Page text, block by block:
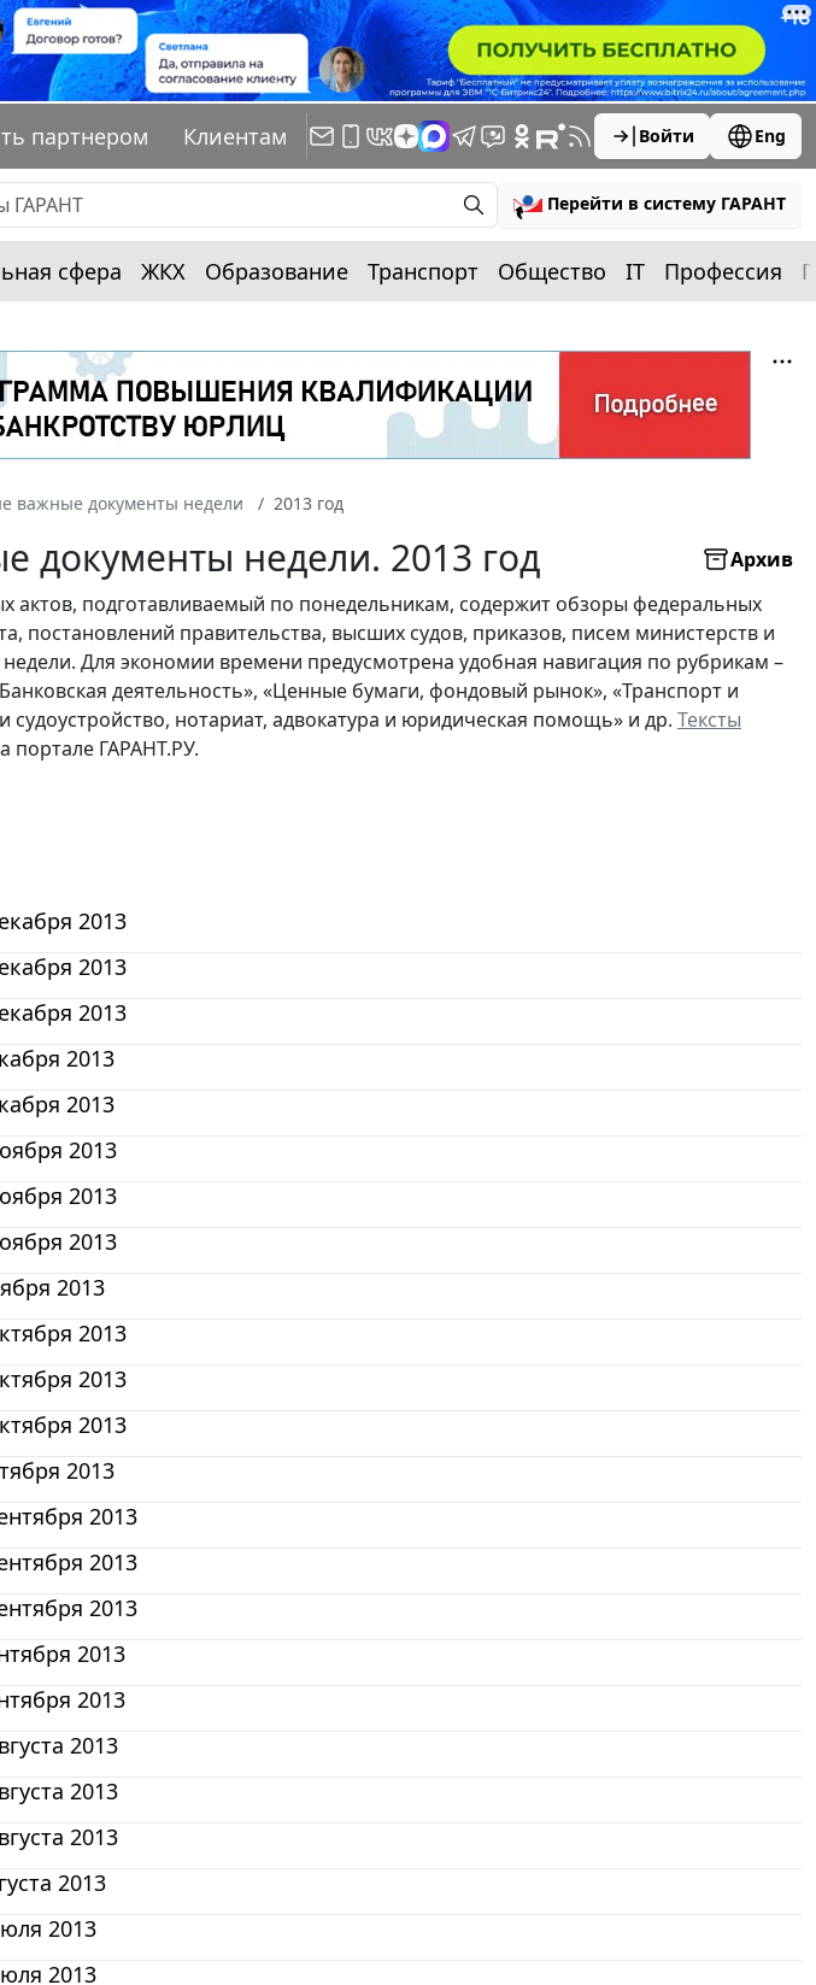
партнером Клиентам Войти Eng
Перейти в систему ГАРАНТ
сфера ЖКХ Образование Транспорт Общество IT Профессия
важные документы недели 2013 год
документы недели. 2013 год
Архив
подготавливаемый по понедельникам, содержит обзоры федеральных
постановлений правительства, высших судов, приказов, писем министерств и
Для экономии времени предусмотрена удобная навигация по рубрикам –
деятельность», «Ценные бумаги, фондовый рынок», «Транспорт и
судоустройство, нотариат, адвокатура и юридическая помощь» и др. Тексты
портале ГАРАНТ.РУ.
2013
2013
2013
2013
2013
2013
2013
2013
2013
2013
2013
2013
2013
2013
2013
2013
2013
2013
2013
2013
2013
2013
2013
2013